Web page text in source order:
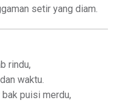
setir yang diam.
rindu,
waktu.
puisi merdu,